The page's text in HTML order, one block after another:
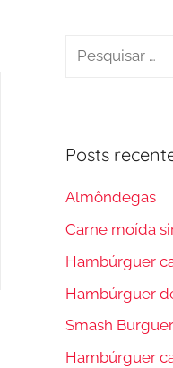
Pesquisar
Posts
Almôndegas
Carne moída
Hambúrguer
Hambúrguer
Smash Burguer
Hambúrguer